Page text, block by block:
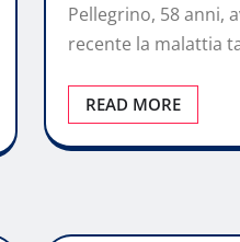
Pellegrino, 58 anni,
recente la malattia
READ MORE